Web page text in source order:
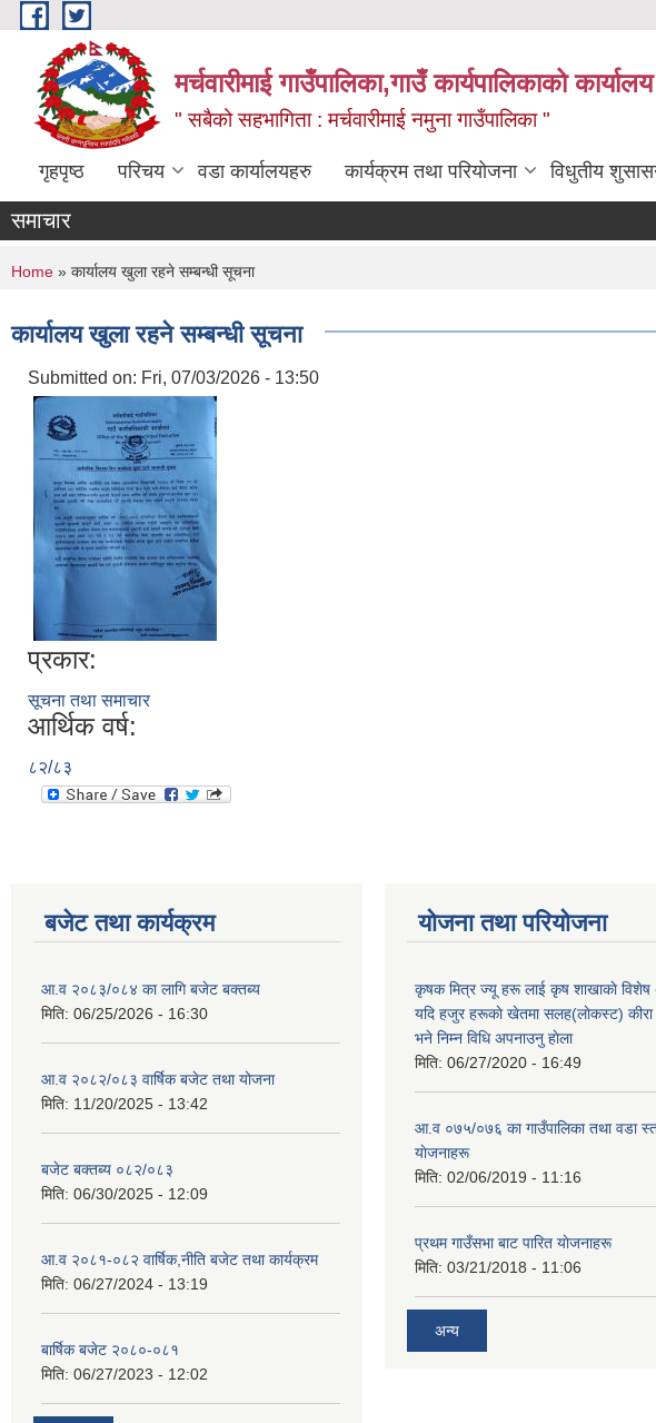
Skip to main content
मर्चवारीमाई गाउँपालिका,गाउँ कार्यपालिकाको
" सबैको सहभागिता : मर्चवारीमाई नमुना गाउँपालिका "
गृहपृष्ठ परिचय वडा कार्यालयहरु कार्यक्रम तथा परियोजना विधुतीय
समाचार
You are here
Home » कार्यालय खुला रहने सम्बन्धी सूचना
कार्यालय खुला रहने सम्बन्धी सूचना
Submitted on: Fri, 07/03/2026 - 13:50
प्रकार:
सूचना तथा समाचार
आर्थिक वर्ष:
८२/८३
बजेट तथा कार्यक्रम
आ.व २०८३/०८४ का लागि बजेट बक्तब्य
मिति: 06/25/2026 - 16:30
आ.व २०८२/०८३ वार्षिक बजेट तथा योजना
मिति: 11/20/2025 - 13:42
बजेट बक्तब्य ०८२/०८३
मिति: 06/30/2025 - 12:09
आ.व २०८१-०८२ वार्षिक,नीति बजेट तथा कार्यक्रम
मिति: 06/27/2024 - 13:19
बार्षिक बजेट २०८०-०८१
मिति: 06/27/2023 - 12:02
योजना तथा परियोजना
कृषक मित्र ज्यू हरू लाई कृष शाखाकाे विशेष
यदि हजुर हरूकाे खेतमा सलह(लाेकस्ट) कीरा
भने निम्न विधि अपनाउनु हाेला
मिति: 06/27/2020 - 16:49
आ‍.व ०७५/०७६ का गाउँपालिका तथा वडा
याेजनाहरू
मिति: 02/06/2019 - 11:16
प्रथम गाउँसभा बाट पारित याेजनाहरू
मिति: 03/21/2018 - 11:06
अन्य